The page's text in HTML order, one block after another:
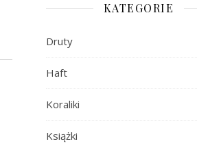
KATEGORIE
Druty
Haft
Koraliki
Książki